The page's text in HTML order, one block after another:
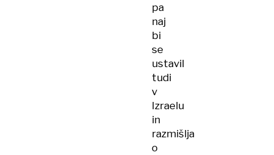
pa
naj
bi
se
ustavil
tudi
v
Izraelu
in
razmišlja
o